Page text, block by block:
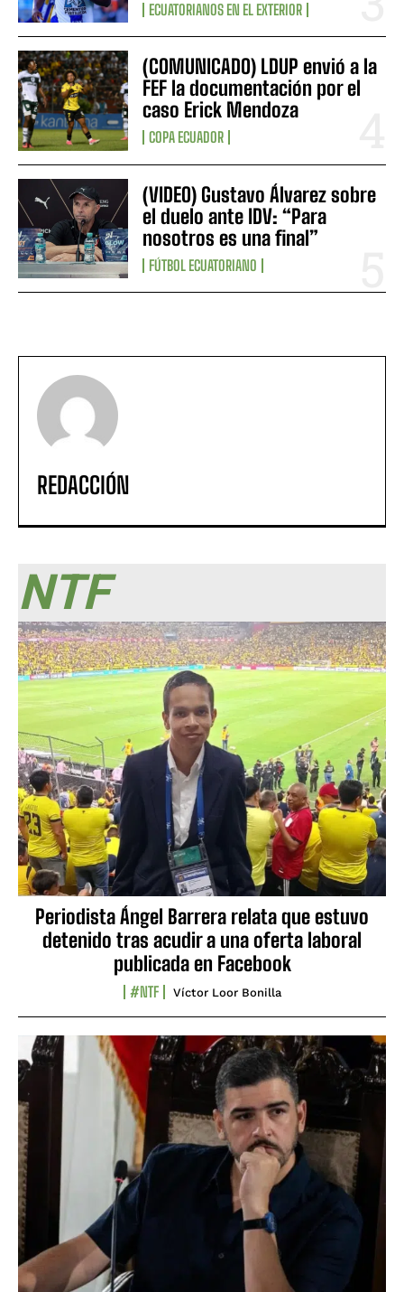
ECUATORIANOS EN EL EXTERIOR
(COMUNICADO) LDUP envió a la
FEF la documentación por el
caso Erick Mendoza
COPA ECUADOR
(VIDEO) Gustavo Álvarez sobre
el duelo ante IDV: “Para
nosotros es una final”
FÚTBOL ECUATORIANO
REDACCIÓN
NTF
Periodista Ángel Barrera relata que estuvo
detenido tras acudir a una oferta laboral
publicada en Facebook
#NTF Víctor Loor Bonilla